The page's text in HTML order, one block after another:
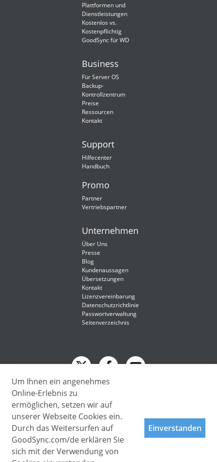
Plattformen und
Dienstleistungen
Kostenlos vs.
Kostenpflichtig
GoodSync für WD
Business
Für Server OS
Backup-
Kontrollzentrum
Preise
Ressourcen
Kontakt
Support
Hilfecenter
Handbuch
Promo
Partner
Vertriebspartner
Unternehmen
Über Uns
Presse
Blog
Kundenaussagen
Übersetzungen
Kontakt
Lizenzvereinbarung
Datenschutzrichtlinie
Passwortverwaltung
Seitenverzeichnis
Deutsch
Español-419
Italiano
Copyright © 2009 - 2026 Siber Systems, Inc. All rights reserved.
3701 Pender Dr, Suite 400, Fairfax, VA 22030
Um Ihnen ein angenehmes
Online-Erlebnis zu
ermöglichen, setzen wir auf
unserer Webseite Cookies ein.
Durch das Weitersurfen auf
GoodSync.com/de erklären Sie
sich mit der Verwendung von
Einverstanden